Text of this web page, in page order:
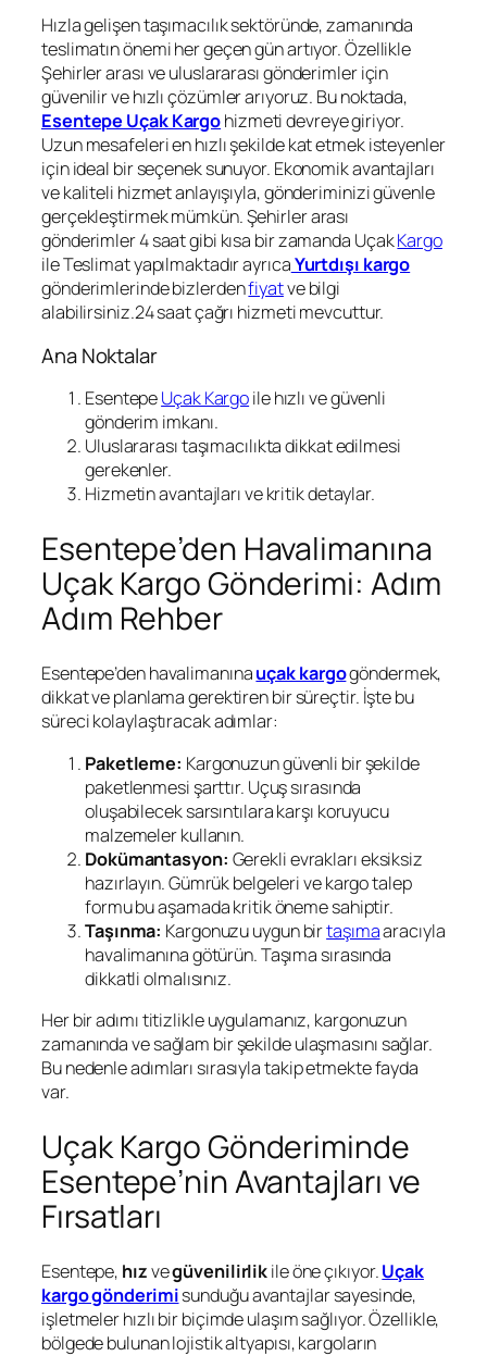
Hızla gelişen taşımacılık sektöründe, zamanında
teslimatın önemi her geçen gün artıyor. Özellikle
Şehirler arası ve uluslararası gönderimler için
güvenilir ve hızlı çözümler arıyoruz. Bu noktada,
Esentepe Uçak Kargohizmeti devreye giriyor.
Uzun mesafeleri en hızlı şekilde kat etmek isteyenler
için ideal bir seçenek sunuyor. Ekonomik avantajları
ve kaliteli hizmet anlayışıyla, gönderiminizi güvenle
gerçekleştirmek mümkün. Şehirler arası
gönderimler 4 saat gibi kısa bir zamanda UçakKargo
ile Teslimat yapılmaktadır ayrıcaYurtdışı kargo
gönderimlerinde bizlerdenfiyatve bilgi
alabilirsiniz.24 saat çağrı hizmeti mevcuttur.
Ana Noktalar
EsentepeUçak Kargoile hızlı ve güvenli
gönderim imkanı.
Uluslararası taşımacılıkta dikkat edilmesi
gerekenler.
Hizmetin avantajları ve kritik detaylar.
Esentepe’den Havalimanına
Uçak Kargo Gönderimi: Adım
Adım Rehber
Esentepe’den havalimanınauçak kargogöndermek,
dikkat ve planlama gerektiren bir süreçtir. İşte bu
süreci kolaylaştıracak adımlar:
Paketleme: Kargonuzun güvenli bir şekilde
paketlenmesi şarttır. Uçuş sırasında
oluşabilecek sarsıntılara karşı koruyucu
malzemeler kullanın.
Dokümantasyon: Gerekli evrakları eksiksiz
hazırlayın. Gümrük belgeleri ve kargo talep
formu bu aşamada kritik öneme sahiptir.
Taşınma: Kargonuzu uygun birtaşımaaracıyla
havalimanına götürün. Taşıma sırasında
dikkatli olmalısınız.
Her bir adımı titizlikle uygulamanız, kargonuzun
zamanında ve sağlam bir şekilde ulaşmasını sağlar.
Bu nedenle adımları sırasıyla takip etmekte fayda
var.
Uçak Kargo Gönderiminde
Esentepe’nin Avantajları ve
Fırsatları
Esentepe, hızvegüvenilirlikile öne çıkıyor.Uçak
kargo gönderimisunduğu avantajlar sayesinde,
işletmeler hızlı bir biçimde ulaşım sağlıyor. Özellikle,
bölgede bulunan lojistik altyapısı, kargoların